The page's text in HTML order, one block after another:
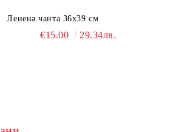
Ленена чанта 36х39 см
€15.00 29.34лв.